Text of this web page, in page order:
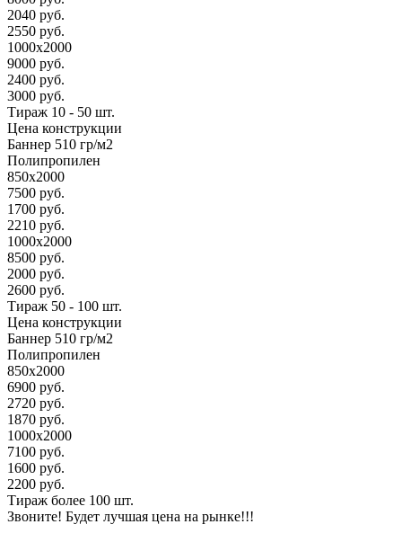
2040 руб.
2550 руб.
1000х2000
9000 руб.
2400 руб.
3000 руб.
Тираж 10 - 50 шт.
Цена конструкции
Баннер 510 гр/м2
Полипропилен
850х2000
7500 руб.
1700 руб.
2210 руб.
1000х2000
8500 руб.
2000 руб.
2600 руб.
Тираж 50 - 100 шт.
Цена конструкции
Баннер 510 гр/м2
Полипропилен
850х2000
6900 руб.
2720 руб.
1870 руб.
1000х2000
7100 руб.
1600 руб.
2200 руб.
Тираж более 100 шт.
Звоните! Будет лучшая цена на рынке!!!